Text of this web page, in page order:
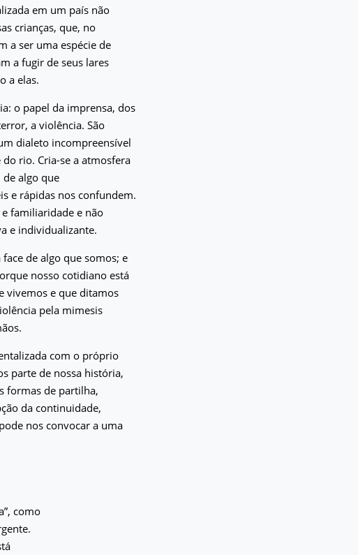
em um país não
crianças, que, no
a ser uma espécie de
a fugir de seus lares
a elas.
o papel da imprensa, dos
a violência. São
dialeto incompreensível
rio. Cria-se a atmosfera
algo que
e rápidas nos confundem.
familiaridade e não
e individualizante.
de algo que somos; e
nosso cotidiano está
vivemos e que ditamos
pela mimesis
com o próprio
parte de nossa história,
formas de partilha,
da continuidade,
nos convocar a uma
como